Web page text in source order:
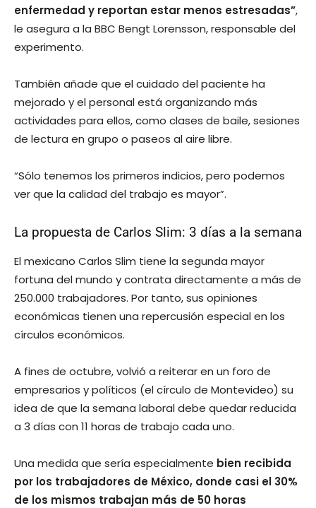
enfermedad y reportan estar menos estresadas”,
le asegura a la BBC Bengt Lorensson, responsable del
experimento.
También añade que el cuidado del paciente ha
mejorado y el personal está organizando más
actividades para ellos, como clases de baile, sesiones
de lectura en grupo o paseos al aire libre.
“Sólo tenemos los primeros indicios, pero podemos
ver que la calidad del trabajo es mayor”.
La propuesta de Carlos Slim: 3 días a la semana
El mexicano Carlos Slim tiene la segunda mayor
fortuna del mundo y contrata directamente a más de
250.000 trabajadores. Por tanto, sus opiniones
económicas tienen una repercusión especial en los
círculos económicos.
A fines de octubre, volvió a reiterar en un foro de
empresarios y políticos (el círculo de Montevideo) su
idea de que la semana laboral debe quedar reducida
a 3 días con 11 horas de trabajo cada uno.
Una medida que sería especialmente bien recibida
por los trabajadores de México, donde casi el 30%
de los mismos trabajan más de 50 horas